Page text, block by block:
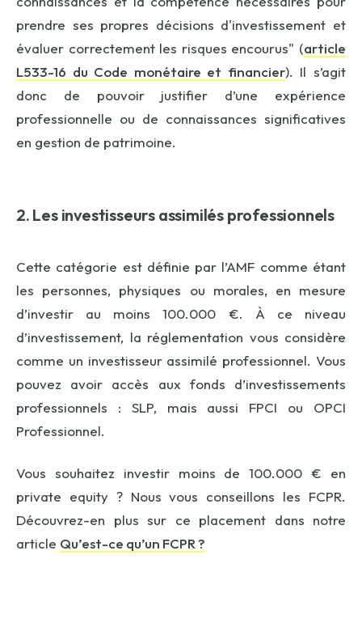
prendre ses propres décisions d'investissement et
évaluer correctement les risques encourus" (article
L533-16 du Code monétaire et financier). Il s’agit
donc de pouvoir justifier d’une expérience
professionnelle ou de connaissances significatives
en gestion de patrimoine.
2. Les investisseurs assimilés professionnels
Cette catégorie est définie par l’AMF comme étant
les personnes, physiques ou morales, en mesure
d’investir au moins 100.000 €. À ce niveau
d’investissement, la réglementation vous considère
comme un investisseur assimilé professionnel. Vous
pouvez avoir accès aux fonds d’investissements
professionnels : SLP, mais aussi FPCI ou OPCI
Professionnel.
Vous souhaitez investir moins de 100.000 € en
private equity ? Nous vous conseillons les FCPR.
Découvrez-en plus sur ce placement dans notre
article Qu’est-ce qu’un FCPR ?